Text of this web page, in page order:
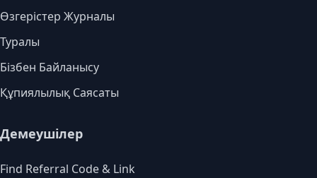
Өзгерістер Журналы
Туралы
Бізбен Байланысу
Құпиялылық Саясаты
Демеушілер
Find Referral Code & Link